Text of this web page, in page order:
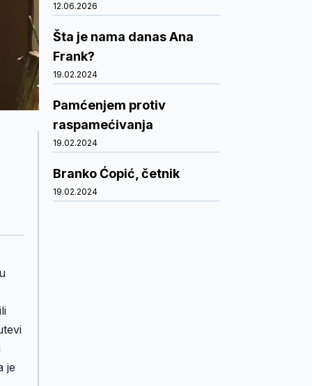
je
12.06.2026
Šta je nama danas Ana
Frank?
19.02.2024
Pamćenjem protiv
raspamećivanja
19.02.2024
Branko Ćopić, četnik
19.02.2024